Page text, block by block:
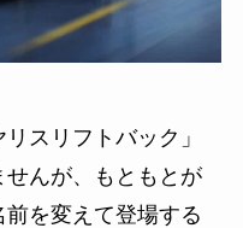
スリフトバック」
んが、もともとが
を変えて登場する